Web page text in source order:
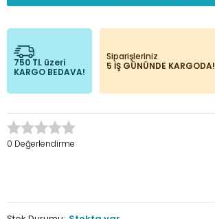
750 TL üzeri
KARGO BEDAVA!
Siparişleriniz
5 İŞ GÜNÜNDE KARGODA!
0 Değerlendirme